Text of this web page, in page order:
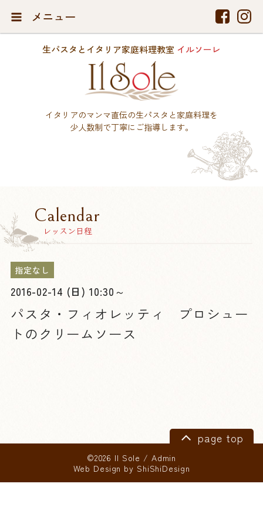
メニュー
生パスタとイタリア家庭料理教室 イルソーレ
イタリアのマンマ直伝の生パスタと家庭料理を
少人数制で丁寧にご指導します。
Calendar
レッスン日程
指定なし
2016-02-14 (日) 10:30～
パスタ・フィオレッティ プロシュー
トのクリームソース
page top
©2026 Il Sole / Admin
Web Design by ShiShiDesign